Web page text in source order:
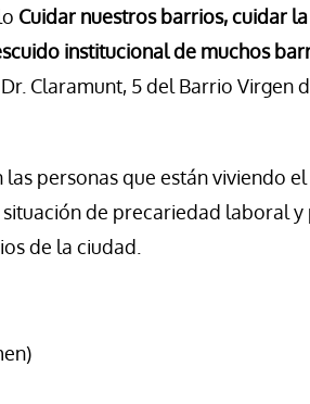
Cuidar nuestros barrios, cuidar
institucional de muchos
Dr. Claramunt, 5 del Barrio Virgen
personas que están viviendo
de precariedad laboral y
de la ciudad.
al
#EstáPasando
Enrique Angelelli,
asesinado hace 50